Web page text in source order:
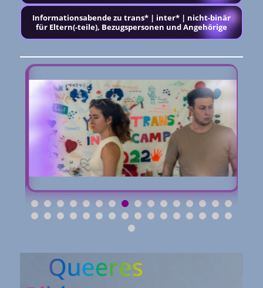
30
32
33
37
38
40
41
42
43
44
45
46
47
49
50
51
53
54
55
56
62
63
Informationsabende zu trans* | inter* | nicht-binär
für Eltern(-teile), Bezugspersonen und Angehörige